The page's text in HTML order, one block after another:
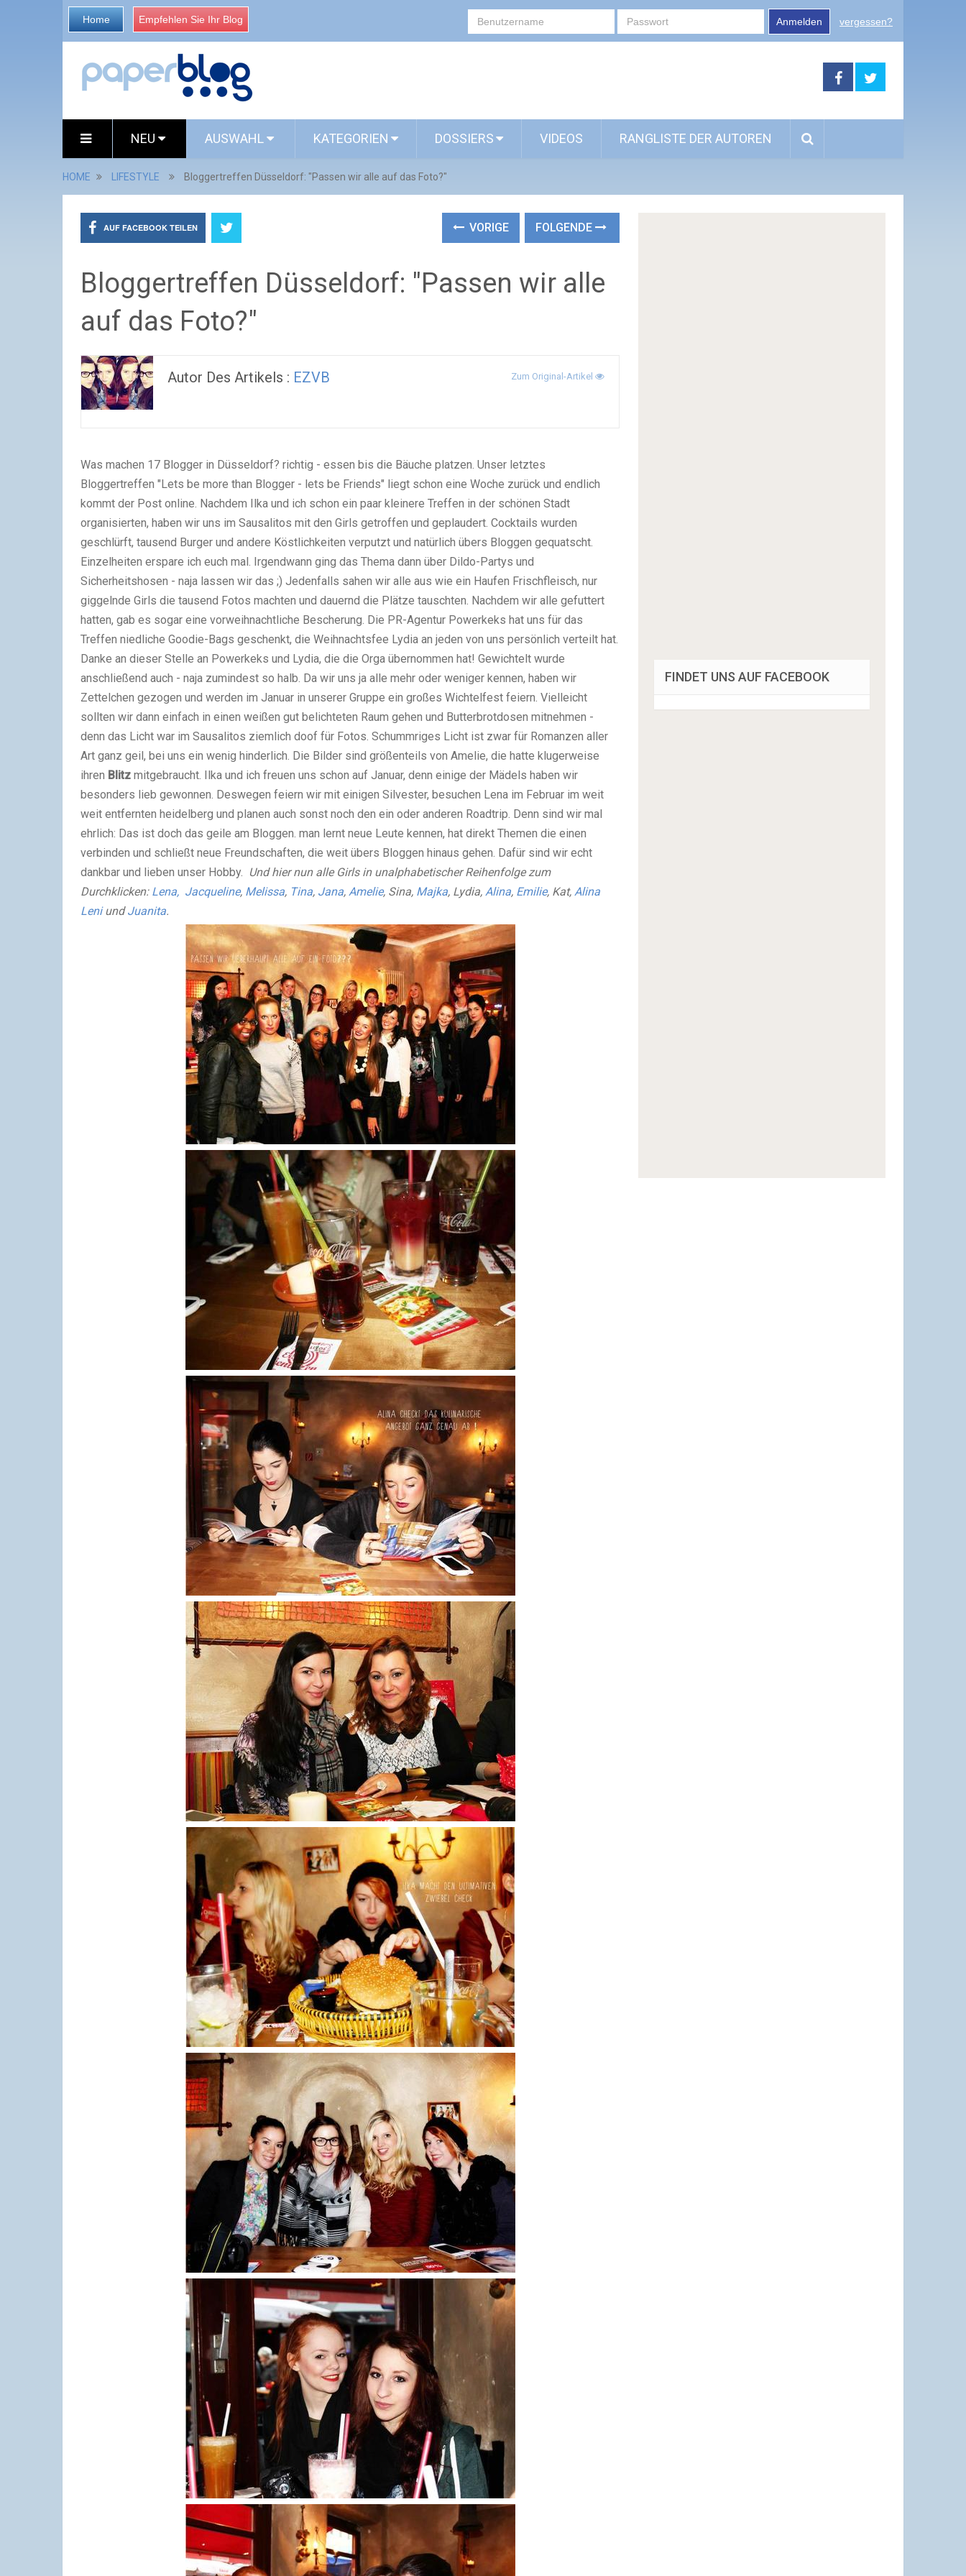
Home Empfehlen Sie Ihr Blog Anmelden vergessen?
NEU AUSWAHL KATEGORIEN DOSSIERS VIDEOS RANGLISTE DER AUTOREN
HOME LIFESTYLE Bloggertreffen Düsseldorf: "Passen wir alle auf das Foto?"
AUF FACEBOOK TEILEN VORIGE FOLGENDE
Bloggertreffen Düsseldorf: "Passen wir alle
auf das Foto?"
Autor Des Artikels : EZVB Zum Original-Artikel
Was machen 17 Blogger in Düsseldorf? richtig - essen bis die Bäuche platzen. Unser letztes
Bloggertreffen "Lets be more than Blogger - lets be Friends" liegt schon eine Woche zurück und endlich
kommt der Post online. Nachdem Ilka und ich schon ein paar kleinere Treffen in der schönen Stadt
organisierten, haben wir uns im Sausalitos mit den Girls getroffen und geplaudert. Cocktails wurden
geschlürft, tausend Burger und andere Köstlichkeiten verputzt und natürlich übers Bloggen gequatscht.
Einzelheiten erspare ich euch mal. Irgendwann ging das Thema dann über Dildo-Partys und
Sicherheitshosen - naja lassen wir das ;) Jedenfalls sahen wir alle aus wie ein Haufen Frischfleisch, nur
giggelnde Girls die tausend Fotos machten und dauernd die Plätze tauschten. Nachdem wir alle gefuttert
hatten, gab es sogar eine vorweihnachtliche Bescherung. Die PR-Agentur Powerkeks hat uns für das
Treffen niedliche Goodie-Bags geschenkt, die Weihnachtsfee Lydia an jeden von uns persönlich verteilt hat.
Danke an dieser Stelle an Powerkeks und Lydia, die die Orga übernommen hat! Gewichtelt wurde
anschließend auch - naja zumindest so halb. Da wir uns ja alle mehr oder weniger kennen, haben wir
Zettelchen gezogen und werden im Januar in unserer Gruppe ein großes Wichtelfest feiern. Vielleicht
sollten wir dann einfach in einen weißen gut belichteten Raum gehen und Butterbrotdosen mitnehmen -
denn das Licht war im Sausalitos ziemlich doof für Fotos. Schummriges Licht ist zwar für Romanzen aller
Art ganz geil, bei uns ein wenig hinderlich. Die Bilder sind größenteils von Amelie, die hatte klugerweise
ihren Blitz mitgebraucht. Ilka und ich freuen uns schon auf Januar, denn einige der Mädels haben wir
besonders lieb gewonnen. Deswegen feiern wir mit einigen Silvester, besuchen Lena im Februar im weit
weit entfernten heidelberg und planen auch sonst noch den ein oder anderen Roadtrip. Denn sind wir mal
ehrlich: Das ist doch das geile am Bloggen. man lernt neue Leute kennen, hat direkt Themen die einen
verbinden und schließt neue Freundschaften, die weit übers Bloggen hinaus gehen. Dafür sind wir echt
dankbar und lieben unser Hobby. Und hier nun alle Girls in unalphabetischer Reihenfolge zum
Durchklicken: Lena, Jacqueline, Melissa, Tina, Jana, Amelie, Sina, Majka, Lydia, Alina, Emilie, Kat, Alina
LeniundJuanita.
FINDET UNS AUF FACEBOOK